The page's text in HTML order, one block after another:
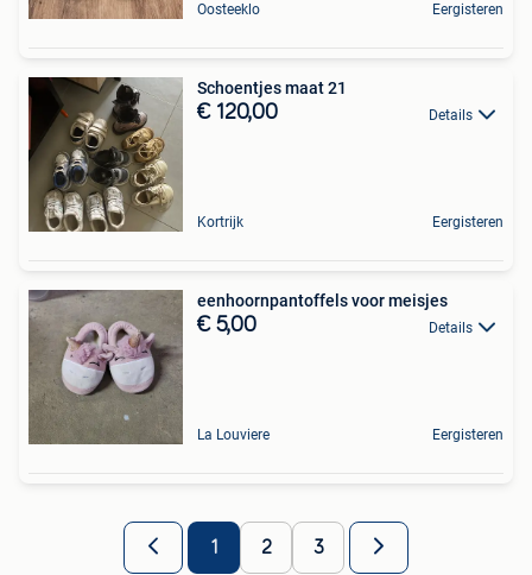
Oosteeklo Eergisteren
Schoentjes maat 21
€ 120,00 Details
Kortrijk Eergisteren
eenhoornpantoffels voor meisjes
€ 5,00 Details
La Louviere Eergisteren
1 2 3